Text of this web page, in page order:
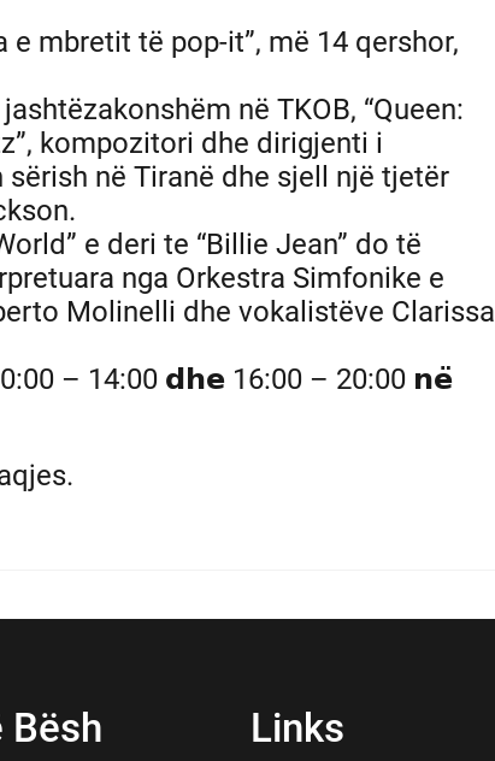
mbretit të pop-it”, më 14 qershor,
në TKOB, “Queen:
kompozitori dhe dirigjenti i
në Tiranë dhe sjell një tjetër
e deri te “Billie Jean” do të
nga Orkestra Simfonike e
Molinelli dhe vokalistëve Clarissa
– 14:00 𝗱𝗵𝗲 16:00 – 20:00 𝗻𝗲̈
Bësh Links